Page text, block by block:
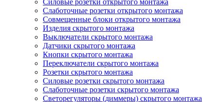
Силовые розетки открытого монтажа
Слаботочные розетки открытого монтажа
Совмещенные блоки открытого монтажа
Изделия скрытого монтажа
Выключатели скрытого монтажа
Датчики скрытого монтажа
Кнопки скрытого монтажа
Переключатели скрытого монтажа
Розетки скрытого монтажа
Силовые розетки скрытого монтажа
Слаботочные розетки скрытого монтажа
Светорегуляторы (диммеры) скрытого монтажа